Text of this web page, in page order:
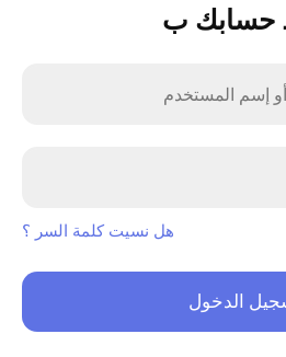
حسابك ب
هل نسيت كلمة السر ؟
الدخول